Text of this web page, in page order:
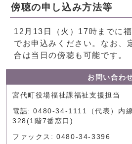
傍聴の申し込み方法等
12月13日（火）17時までに
でお申込みください。なお、
合は当日の傍聴も可能です。
お問い合わ
宮代町役場福祉課福祉支援担当
電話: 0480-34-1111（代表）内
328(1階7番窓口)
ファックス: 0480-34-3396